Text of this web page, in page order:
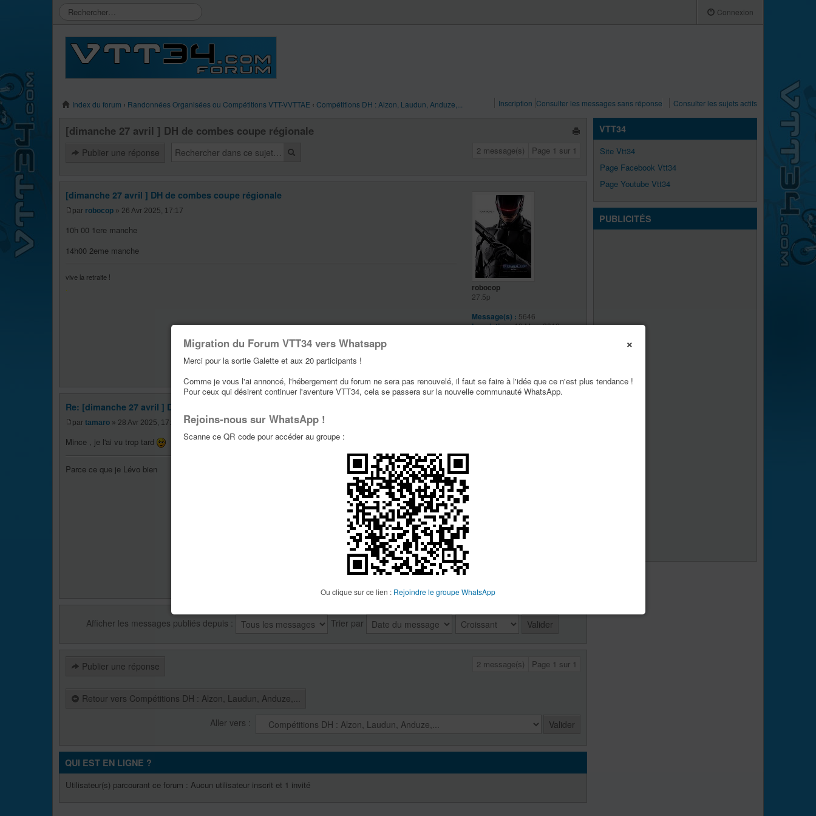
×
Migration du Forum VTT34 vers Whatsapp
Merci pour la sortie Galette et aux 20 participants !
Comme je vous l'ai annoncé, l'hébergement du forum ne sera pas renouvelé, il faut se faire à l'idée que ce n'est plus tendance !
Pour ceux qui désirent continuer l'aventure VTT34, cela se passera sur la nouvelle communauté WhatsApp.
Rejoins-nous sur WhatsApp !
Scanne ce QR code pour accéder au groupe :
Ou clique sur ce lien : Rejoindre le groupe WhatsApp
Connexion
Index du forum ‹ Randonnées Organisées ou Compétitions VTT-VVTTAE ‹ Compétitions DH : Alzon, Laudun, Anduze,... Inscription Consulter les messages sans réponse Consulter les sujets actifs
[dimanche 27 avril ] DH de combes coupe régionale
Publier une réponse 2 message(s) Page 1 sur 1
[dimanche 27 avril ] DH de combes coupe régionale
par robocop » 26 Avr 2025, 17:17
10h 00 1ere manche
14h00 2eme manche
vive la retraite !
robocop
27.5p
Message(s) : 5646
Inscription :19 Mars 2012,
Re: [dimanche 27 avril ] DH de combes coupe régionale
par tamaro » 28 Avr 2025, 17:48
Mince , je l'ai vu trop tard
Parce ce que je Lévo bien
Afficher les messages publiés depuis : Trier par
Publier une réponse 2 message(s) Page 1 sur 1
Retour vers Compétitions DH : Alzon, Laudun, Anduze,...
Aller vers :
QUI EST EN LIGNE ?
Utilisateur(s) parcourant ce forum : Aucun utilisateur inscrit et 1 invité
VTT34
Site Vtt34
Page Facebook Vtt34
Page Youtube Vtt34
PUBLICITÉS